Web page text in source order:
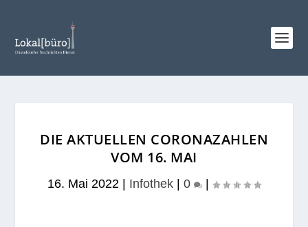
DIE AKTUELLEN CORONAZAHLEN
VOM 16. MAI
16. Mai 2022 Infothek 0